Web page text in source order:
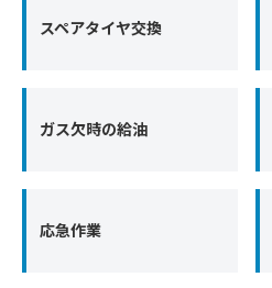
スペアタイヤ交換
ガス欠時の給油
応急作業